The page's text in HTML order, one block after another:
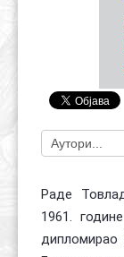
Раде
1961.
дипломирао